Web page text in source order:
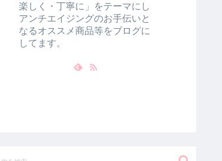
楽しく・丁寧に」をテーマにし
アンチエイジングのお手伝いと
なるオススメ商品等をブログに
してます。